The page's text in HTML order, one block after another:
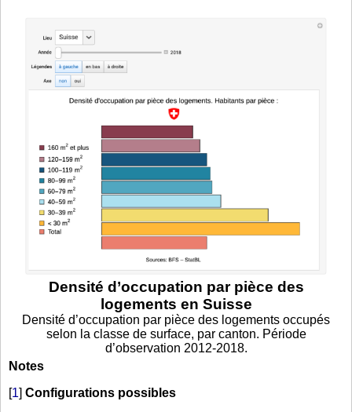
Densité d’occupation par pièce des
logements en Suisse
Densité d’occupation par pièce des logements occupés
selon la classe de surface, par canton. Période
d’observation 2012-2018.
Notes
[1] Configurations possibles